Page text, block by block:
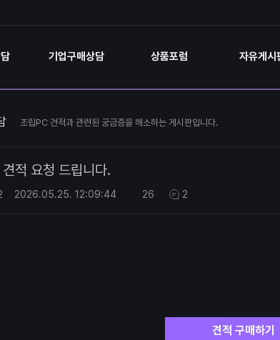
기업구매상담 상품포럼 자유게시
조립PC 견적과 관련된 궁금증을 해소하는 게시판입니다.
견적 요청 드립니다.
2026.05.25. 12:09:44 26 2
견적 구매하기